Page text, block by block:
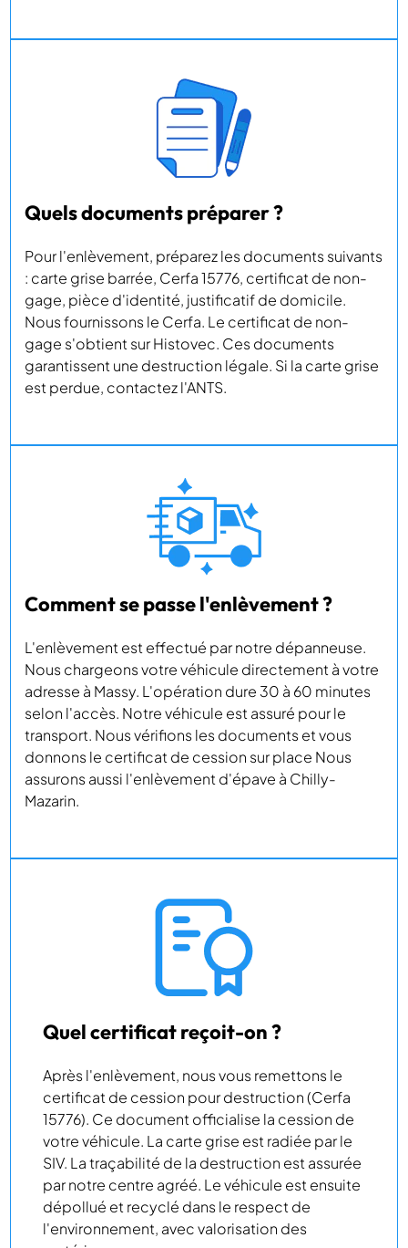
Quels documents préparer ?
Pour l'enlèvement, préparez les documents suivants
: carte grise barrée, Cerfa 15776, certificat de non-
gage, pièce d'identité, justificatif de domicile.
Nous fournissons le Cerfa. Le certificat de non-
gage s'obtient sur Histovec. Ces documents
garantissent une destruction légale. Si la carte grise
est perdue, contactez l'ANTS.
Comment se passe l'enlèvement ?
L'enlèvement est effectué par notre dépanneuse.
Nous chargeons votre véhicule directement à votre
adresse à Massy. L'opération dure 30 à 60 minutes
selon l'accès. Notre véhicule est assuré pour le
transport. Nous vérifions les documents et vous
donnons le certificat de cession sur place Nous
assurons aussi l'enlèvement d'épave à Chilly-
Mazarin.
Quel certificat reçoit-on ?
Après l'enlèvement, nous vous remettons le
certificat de cession pour destruction (Cerfa
15776). Ce document officialise la cession de
votre véhicule. La carte grise est radiée par le
SIV. La traçabilité de la destruction est assurée
par notre centre agréé. Le véhicule est ensuite
dépollué et recyclé dans le respect de
l'environnement, avec valorisation des